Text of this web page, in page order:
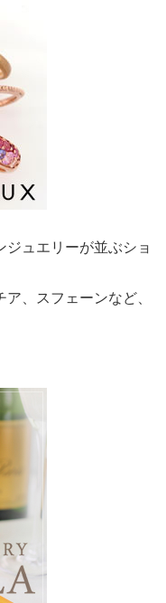
ジュエリーが並ぶショ
、スフェーンなど、